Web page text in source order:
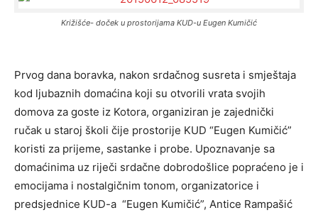
Križišće- doček u prostorijama KUD-u Eugen Kumičić
Prvog dana boravka, nakon srdačnog susreta i smještaja
kod ljubaznih domaćina koji su otvorili vrata svojih
domova za goste iz Kotora, organiziran je zajednički
ručak u staroj školi čije prostorije KUD “Eugen Kumičić”
koristi za prijeme, sastanke i probe. Upoznavanje sa
domaćinima uz riječi srdačne dobrodošlice popraćeno je i
emocijama i nostalgičnim tonom, organizatorice i
predsjednice KUD-a “Eugen Kumičić”, Antice Rampašić